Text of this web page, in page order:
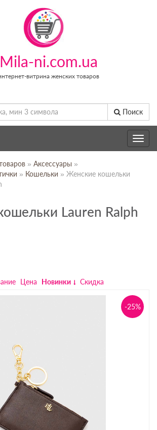
Mila-ni.com.ua
витрина женских товаров
Поиск
Toggle
» Аксессуары »
» Кошельки » Женские кошельки
Lauren Ralph
Цена Новинки Скидка
-25%